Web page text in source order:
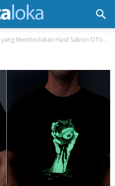
Membedakan Hasil Sablon DTG dan Manual